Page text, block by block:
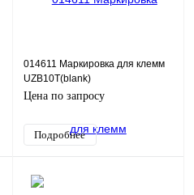
014611 Маркировка для клемм
UZB10T(blank)
Цена по запросу
Подробнее